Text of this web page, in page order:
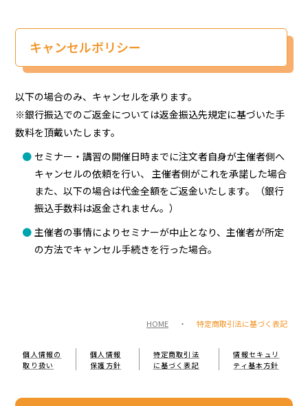
キャンセルポリシー
以下の場合のみ、キャンセルを承ります。
※銀行振込でのご返金については返金振込先規定に基づいた手
数料を頂戴いたします。
セミナー・講習の開催日時までに注文者自身が主催者側へ
キャンセルの依頼を行い、 主催者側がこれを承諾した場合
また、以下の場合は代金全額をご返金いたします。（銀行
振込手数料は返金されません。）
主催者の事情によりセミナーが中止となり、主催者が所定
の方法でキャンセル手続きを行った場合。
HOME ・ 特定商取引法に基づく表記
個人情報の
取り扱い
個人情報
保護方針
特定商取引法
に基づく表記
情報セキュリ
ティ基本方針